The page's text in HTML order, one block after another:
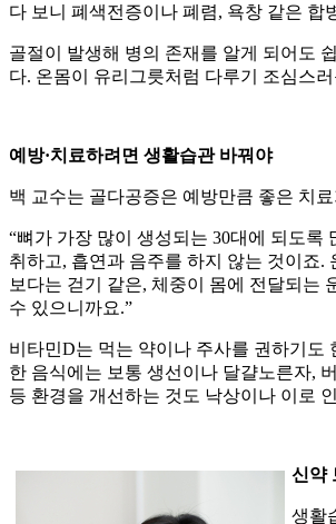
다 보니 폐색전증이나 폐렴, 욕창 같은 합
골절이 발생해 병의 존재를 알게 되어도
다. 온몸이 유리그릇처럼 다루기 조심스
예방·치료하려면 생활습관 바꿔야
백 교수는 골다공증은 예방만큼 좋은 치
“뼈가 가장 많이 생성되는 30대에 되도
취하고, 흡연과 음주를 하지 않는 것이죠
보다는 걷기 같은, 체중이 몸에 전달되는
수 있으니까요.”
비타민D는 먹는 약이나 주사를 권하기도
한 음식에는 보통 생선이나 달걀노른자,
등 환경을 개선하는 것도 낙상이나 이로
신약
생활